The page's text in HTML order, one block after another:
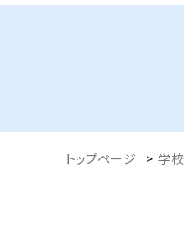
トップページ > 学